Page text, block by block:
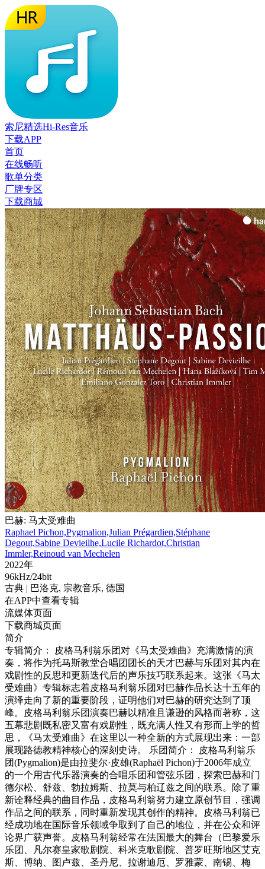
索尼精选Hi-Res音乐
下载APP
首页
在线畅听
歌单分类
厂牌专区
下载商城
巴赫: 马太受难曲
Raphael Pichon,Pygmalion,Julian Prégardien,Stéphane
Degout,Sabine Devieilhe,Lucile Richardot,Christian
Immler,Reinoud van Mechelen
2022年
96kHz/24bit
古典 | 巴洛克, 宗教音乐, 德国
在APP中查看专辑
流媒体页面
下载商城页面
简介
专辑简介： 皮格马利翁乐团对《马太受难曲》充满激情的演
奏，将作为托马斯教堂合唱团团长的天才巴赫与乐团对其内在
戏剧性的反思和更新迭代后的声乐技巧联系起来。这张《马太
受难曲》专辑标志着皮格马利翁乐团对巴赫作品长达十五年的
演绎走向了新的重要阶段，证明他们对巴赫的研究达到了顶
峰。皮格马利翁乐团演奏巴赫以精准且谦逊的风格而著称，这
五幕悲剧既私密又富有戏剧性，既充满人性又有形而上学的哲
思，《马太受难曲》在这里以一种全新的方式展现出来：一部
展现路德教精神核心的深刻史诗。 乐团简介： 皮格马利翁乐
团(Pygmalion)是由拉斐尔·皮雄(Raphaël Pichon)于2006年成立
的一个用古代乐器演奏的合唱乐团和管弦乐团，探索巴赫和门
德尔松、舒兹、勃拉姆斯、拉莫与柏辽兹之间的联系。除了重
新诠释经典的曲目作品，皮格马利翁努力建立原创节目，强调
作品之间的联系，同时重新发现其创作的精神。皮格马利翁已
经成功地在国际音乐领域争取到了自己的地位，并在公众和评
论界广获声誉。皮格马利翁经常在法国最大的舞台（巴黎爱乐
乐团、凡尔赛皇家歌剧院、科米克歌剧院、普罗旺斯地区艾克
斯、博纳、图卢兹、圣丹尼、拉谢迪厄、罗雅蒙、南锡、梅